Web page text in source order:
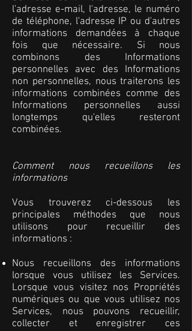
l'adresse e-mail, l'adresse, le numéro
de téléphone, l'adresse IP ou d'autres
informations demandées à chaque
fois que nécessaire. Si nous
combinons des Informations
personnelles avec des Informations
non personnelles, nous traiterons les
informations combinées comme des
Informations personnelles aussi
longtemps qu'elles resteront
combinées.
Comment nous recueillons les
informations
Vous trouverez ci-dessous les
principales méthodes que nous
utilisons pour recueillir des
informations :
Nous recueillons des informations
lorsque vous utilisez les Services.
Lorsque vous visitez nos Propriétés
numériques ou que vous utilisez nos
Services, nous pouvons recueillir,
collecter et enregistrer ces